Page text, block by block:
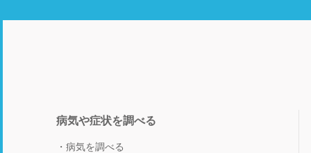
病気や症状を調べる
病気を調べる